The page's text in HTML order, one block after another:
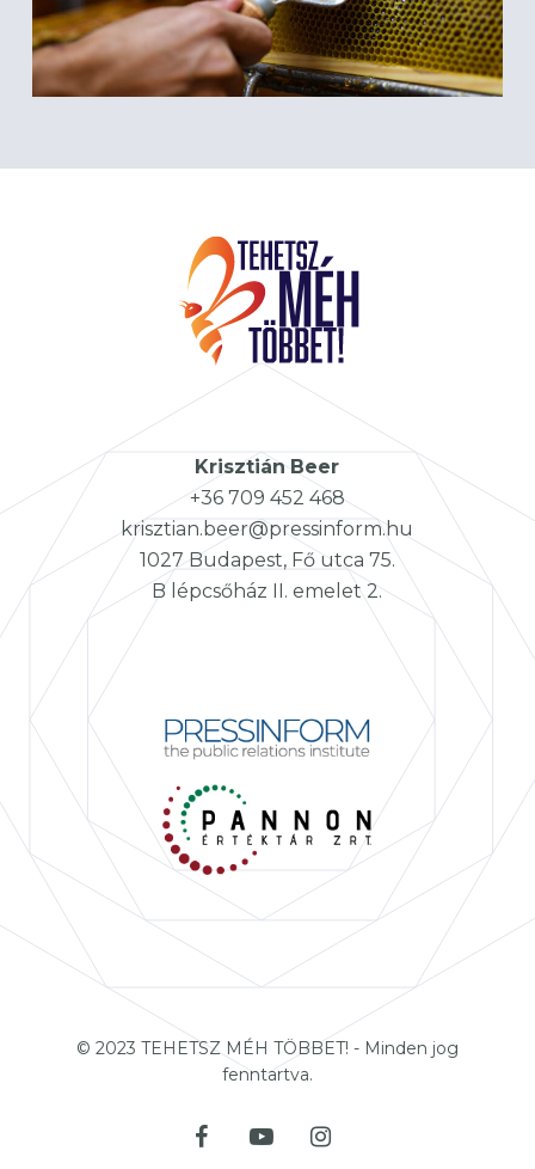
Krisztián Beer
+36 709 452 468
krisztian.beer@pressinform.hu
1027 Budapest, Fő utca 75.
B lépcsőház II. emelet 2.
© 2023 TEHETSZ MÉH TÖBBET! - Minden jog
fenntartva.
facebookyoutubeinstagram